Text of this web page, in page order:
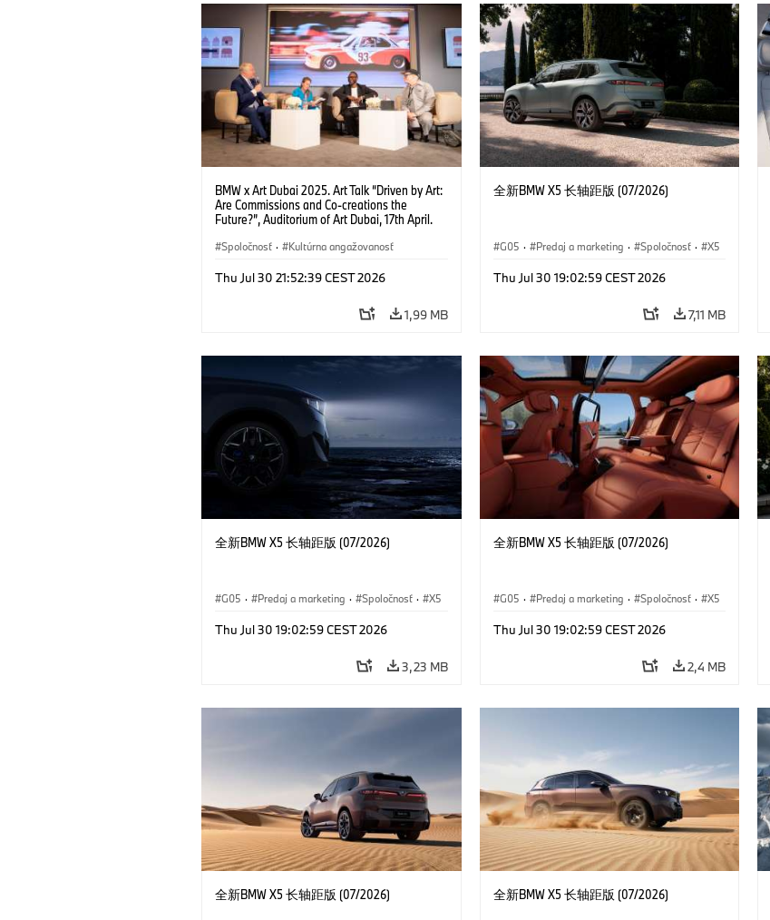
BMW x Art Dubai 2025. Art Talk “Driven by Art:
Are Commissions and Co-creations the
Future?”, Auditorium of Art Dubai, 17th April.
BMW Group Cultural Engagement), Dr
Abu Dhabi Project), Azu Nwagbogu (Founder
LagosPhoto Festival) and Hans Ulrich Obrist
(Artistic Director SERPENTINE). (04/2025)
Spoločnosť · Kultúrna angažovanosť
Thu Jul 30 21:52:39 CEST 2026
1,99 MB
全新BMW X5 长轴距版 (07/2026)
G05 · Predaj a marketing · Spoločnosť · X5
Thu Jul 30 19:02:59 CEST 2026
7,11 MB
全新BMW X5 长轴距版 (07/2026)
G05 · Predaj a marketing · Spoločnosť · X5
Thu Jul 30 19:02:59 CEST 2026
3,23 MB
全新BMW X5 长轴距版 (07/2026)
G05 · Predaj a marketing · Spoločnosť · X5
Thu Jul 30 19:02:59 CEST 2026
2,4 MB
全新BMW X5 长轴距版 (07/2026) 全新BMW X5 长轴距版 (07/2026)